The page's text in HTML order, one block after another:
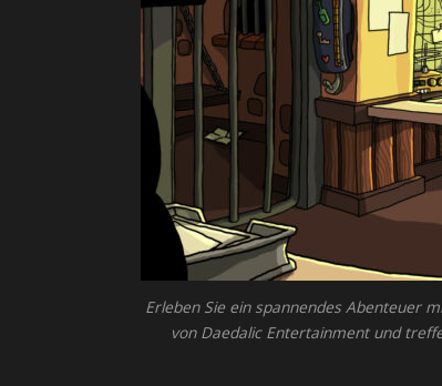
Erleben Sie ein spannendes Abenteuer
von Daedalic Entertainment und